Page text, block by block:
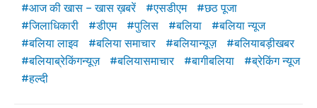
आज की खास – खास ख़बरें
एसडीएम
छठ पूजा
जिलाधिकारी
डीएम पुलिस बलिया
बलिया न्यूज
बलिया लाइव
बलिया समाचार बलियान्यूज़
बलियाबड़ीखबर
बलियाब्रेकिंगन्यूज़
बलियासमाचार बागीबलिया
ब्रेकिंग न्यूज
हल्दी